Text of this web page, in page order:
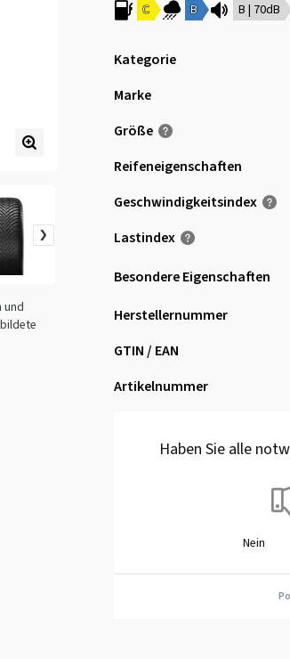
und
C B B | 70dB
Kategorie
Marke
Größe
Reifeneigenschaften
Geschwindigkeits­index
Lastindex
Besondere Eigenschaften
Herstellernummer
GTIN / EAN
Artikelnummer
Haben Sie alle
Nein